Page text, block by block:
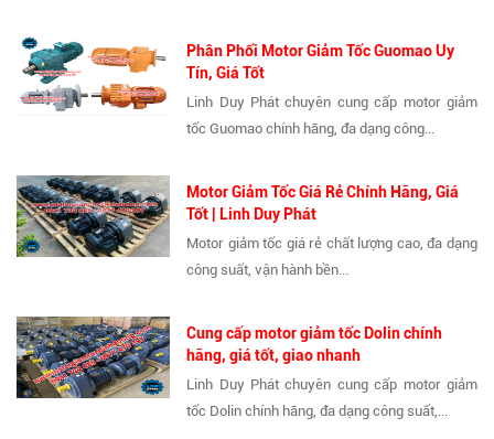
Phân Phối Motor Giảm Tốc Guomao Uy
Tín, Giá Tốt
Linh Duy Phát chuyên cung cấp motor giảm
tốc Guomao chính hãng, đa dạng công...
Motor Giảm Tốc Giá Rẻ Chính Hãng, Giá
Tốt | Linh Duy Phát
Motor giảm tốc giá rẻ chất lượng cao, đa dạng
công suất, vận hành bền...
Cung cấp motor giảm tốc Dolin chính
hãng, giá tốt, giao nhanh
Linh Duy Phát chuyên cung cấp motor giảm
tốc Dolin chính hãng, đa dạng công suất,...